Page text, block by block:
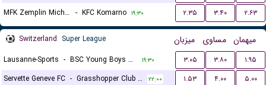
MFK Zemplin Michalovce - KFC Komarno ۱۹:۳۰ ۲.۳۵ ۳.۴۰ ۲.۶۳
Switzerland Super League میزبان مساوی میهمان
Lausanne-Sports - BSC Young Boys Bern ۱۹:۳۰ ۳.۰۵ ۳.۸۰
۱.۹۵
Servette Geneve FC - Grasshopper Club Zurich ۲۲:۰۰ ۱.۵۳ ۴.۰۰ ۵.۰۰